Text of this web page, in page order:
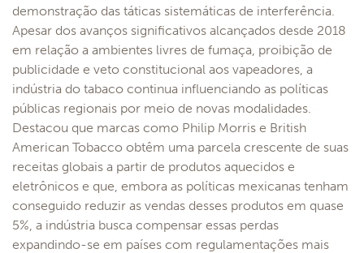
demonstração das táticas sistemáticas de interferência.
Apesar dos avanços significativos alcançados desde 2018
em relação a ambientes livres de fumaça, proibição de
publicidade e veto constitucional aos vapeadores, a
indústria do tabaco continua influenciando as políticas
públicas regionais por meio de novas modalidades.
Destacou que marcas como Philip Morris e British
American Tobacco obtêm uma parcela crescente de suas
receitas globais a partir de produtos aquecidos e
eletrônicos e que, embora as políticas mexicanas tenham
conseguido reduzir as vendas desses produtos em quase
5%, a indústria busca compensar essas perdas
expandindo-se em países com regulamentações mais